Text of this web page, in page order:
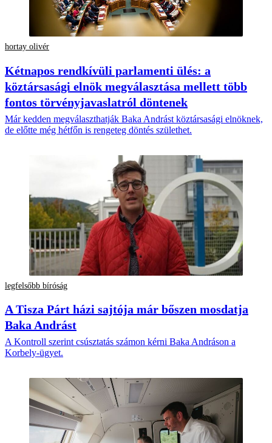
hortay olivér
Kétnapos rendkívüli parlamenti ülés: a
köztársasági elnök megválasztása mellett több
fontos törvényjavaslatról döntenek
Már kedden megválaszthatják Baka Andrást köztársasági elnöknek,
de előtte még hétfőn is rengeteg döntés születhet.
legfelsőbb bíróság
A Tisza Párt házi sajtója már bőszen mosdatja
Baka Andrást
A Kontroll szerint csúsztatás számon kérni Baka Andráson a
Korbely-ügyet.